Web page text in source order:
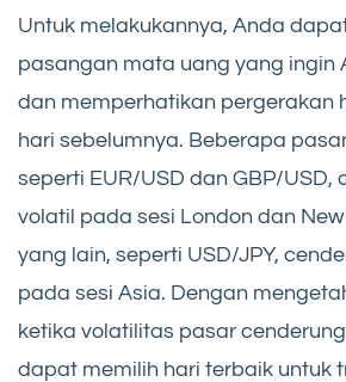
Untuk melakukannya, Anda
pasangan mata uang yang ingin
dan memperhatikan pergerakan
hari sebelumnya. Beberapa
seperti EUR/USD dan GBP/USD,
volatil pada sesi London dan
yang lain, seperti USD/JPY,
pada sesi Asia. Dengan
ketika volatilitas pasar
dapat memilih hari terbaik untuk